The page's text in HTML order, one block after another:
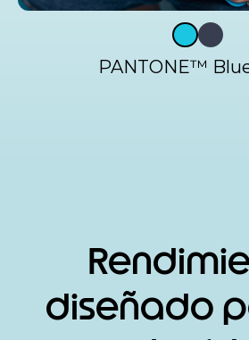
PANTONE™
diseñado